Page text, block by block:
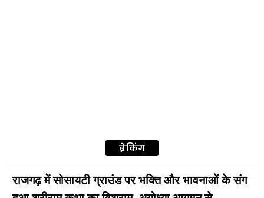
ब्रेकिंग
राजगढ़ में सोसायटी ग्राउंड पर भक्ति और भावनाओं के संग